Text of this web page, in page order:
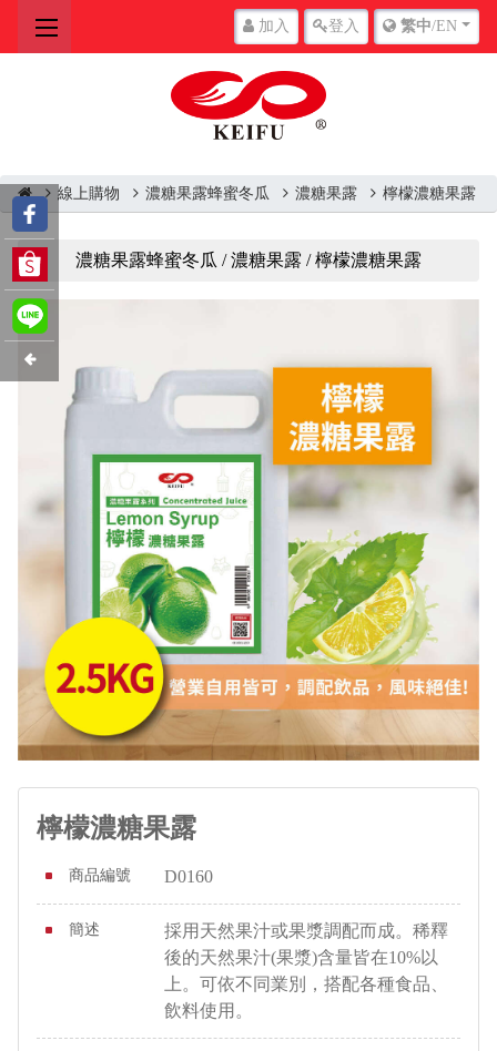
加入 登入 繁中/EN
線上購物 濃糖果露蜂蜜冬瓜 濃糖果露 檸檬濃糖果露
濃糖果露蜂蜜冬瓜 / 濃糖果露 / 檸檬濃糖果露
檸檬濃糖果露
商品編號 D0160
簡述
採用天然果汁或果漿調配而成。稀釋
後的天然果汁(果漿)含量皆在10%以
上。可依不同業別，搭配各種食品、
飲料使用。